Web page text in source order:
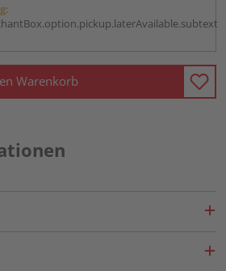
Warenkorb